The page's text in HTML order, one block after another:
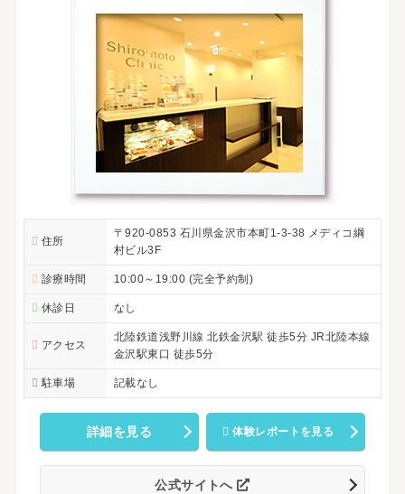
住所
〒920-0853 石川県金沢市本町1-3-38 メディコ綱
村ビル3F
診療時間 10:00～19:00 (完全予約制)
休診日 なし
アクセス
北陸鉄道浅野川線 北鉄金沢駅 徒歩5分 JR北陸本線
金沢駅東口 徒歩5分
駐車場 記載なし
詳細を見る 体験レポートを見る
公式サイトへ